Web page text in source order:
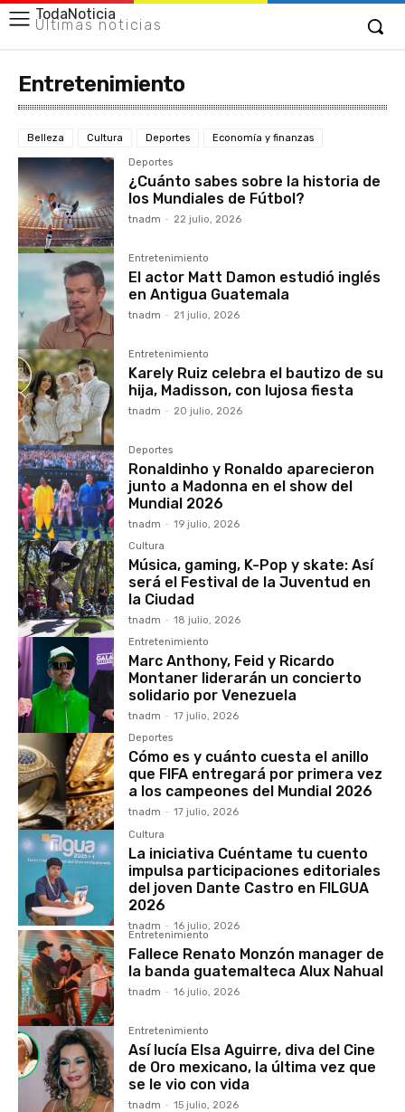
TodaNoticia
Últimas noticias
Entretenimiento
Belleza Cultura Deportes Economía y finanzas
Deportes
¿Cuánto sabes sobre la historia de
los Mundiales de Fútbol?
tnadm - 22 julio, 2026
Entretenimiento
El actor Matt Damon estudió inglés
en Antigua Guatemala
tnadm - 21 julio, 2026
Entretenimiento
Karely Ruiz celebra el bautizo de su
hija, Madisson, con lujosa fiesta
tnadm - 20 julio, 2026
Deportes
Ronaldinho y Ronaldo aparecieron
junto a Madonna en el show del
Mundial 2026
tnadm - 19 julio, 2026
Cultura
Música, gaming, K-Pop y skate: Así
será el Festival de la Juventud en
la Ciudad
tnadm - 18 julio, 2026
Entretenimiento
Marc Anthony, Feid y Ricardo
Montaner liderarán un concierto
solidario por Venezuela
tnadm - 17 julio, 2026
Deportes
Cómo es y cuánto cuesta el anillo
que FIFA entregará por primera vez
a los campeones del Mundial 2026
tnadm - 17 julio, 2026
Cultura
La iniciativa Cuéntame tu cuento
impulsa participaciones editoriales
del joven Dante Castro en FILGUA
2026
tnadm - 16 julio, 2026
Entretenimiento
Fallece Renato Monzón manager de
la banda guatemalteca Alux Nahual
tnadm - 16 julio, 2026
Entretenimiento
Así lucía Elsa Aguirre, diva del Cine
de Oro mexicano, la última vez que
se le vio con vida
tnadm - 15 julio, 2026